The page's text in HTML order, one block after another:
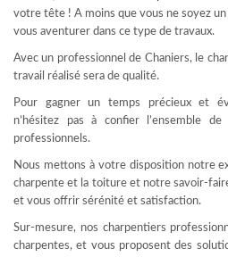
votre tête ! A moins que vous ne soyez
vous aventurer dans ce type de travaux.
Avec un professionnel de Chaniers, le
travail réalisé sera de qualité.
Pour gagner un temps précieux et
n’hésitez pas à confier l’ensemble
professionnels.
Nous mettons à votre disposition notre
charpente et la toiture et notre savoir-
et vous offrir sérénité et satisfaction.
Sur-mesure, nos charpentiers
charpentes, et vous proposent des